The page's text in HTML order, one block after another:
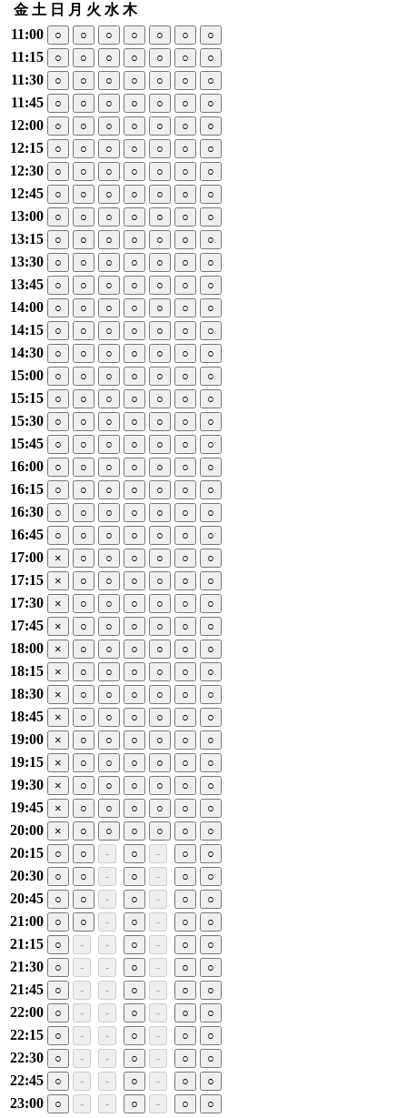
金 土 日
月 火 水 木
11:00
○ ○ ○ ○ ○ ○ ○
11:15 ○ ○ ○ ○ ○ ○ ○
11:30 ○ ○ ○ ○ ○ ○ ○
11:45 ○ ○ ○ ○ ○ ○ ○
12:00 ○ ○ ○ ○ ○ ○ ○
12:15 ○ ○ ○ ○ ○ ○ ○
12:30 ○ ○ ○ ○ ○ ○ ○
12:45 ○ ○ ○ ○ ○ ○ ○
13:00 ○ ○ ○ ○ ○ ○ ○
13:15 ○ ○ ○ ○ ○ ○ ○
13:30 ○ ○ ○ ○ ○ ○ ○
13:45 ○ ○ ○ ○ ○ ○ ○
14:00 ○ ○ ○ ○ ○ ○ ○
14:15 ○ ○ ○ ○ ○ ○ ○
14:30 ○ ○ ○ ○ ○ ○ ○
15:00 ○ ○ ○ ○ ○ ○ ○
15:15 ○ ○ ○ ○ ○ ○ ○
15:30 ○ ○ ○ ○ ○ ○ ○
15:45 ○ ○ ○ ○ ○ ○ ○
16:00 ○ ○ ○ ○ ○ ○ ○
16:15 ○ ○ ○ ○ ○ ○ ○
16:30 ○ ○ ○ ○ ○ ○ ○
16:45 ○ ○ ○ ○ ○ ○ ○
17:00 × ○ ○ ○ ○ ○ ○
17:15 × ○ ○ ○ ○ ○ ○
17:30 × ○ ○ ○ ○ ○ ○
17:45 × ○ ○ ○ ○ ○ ○
18:00 × ○ ○ ○ ○ ○ ○
18:15 × ○ ○ ○ ○ ○ ○
18:30 × ○ ○ ○ ○ ○ ○
18:45 × ○ ○ ○ ○ ○ ○
19:00 × ○ ○ ○ ○ ○ ○
19:15 × ○ ○ ○ ○ ○ ○
19:30 × ○ ○ ○ ○ ○ ○
19:45 × ○ ○ ○ ○ ○ ○
20:00 × ○ ○ ○ ○ ○ ○
20:15 ○ ○ - ○ - ○ ○
20:30 ○ ○ - ○ - ○ ○
20:45 ○ ○ - ○ - ○ ○
21:00 ○ ○ - ○ - ○ ○
21:15 ○ - - ○ - ○ ○
21:30 ○ - - ○ - ○ ○
21:45 ○ - - ○ - ○ ○
22:00 ○ - - ○ - ○ ○
22:15 ○ - - ○ - ○ ○
22:30 ○ - - ○ - ○ ○
22:45 ○ - - ○ - ○ ○
23:00 ○ - - ○ - ○ ○